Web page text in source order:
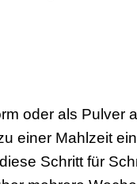
oder als Pulver
einer Mahlzeit
Schritt für